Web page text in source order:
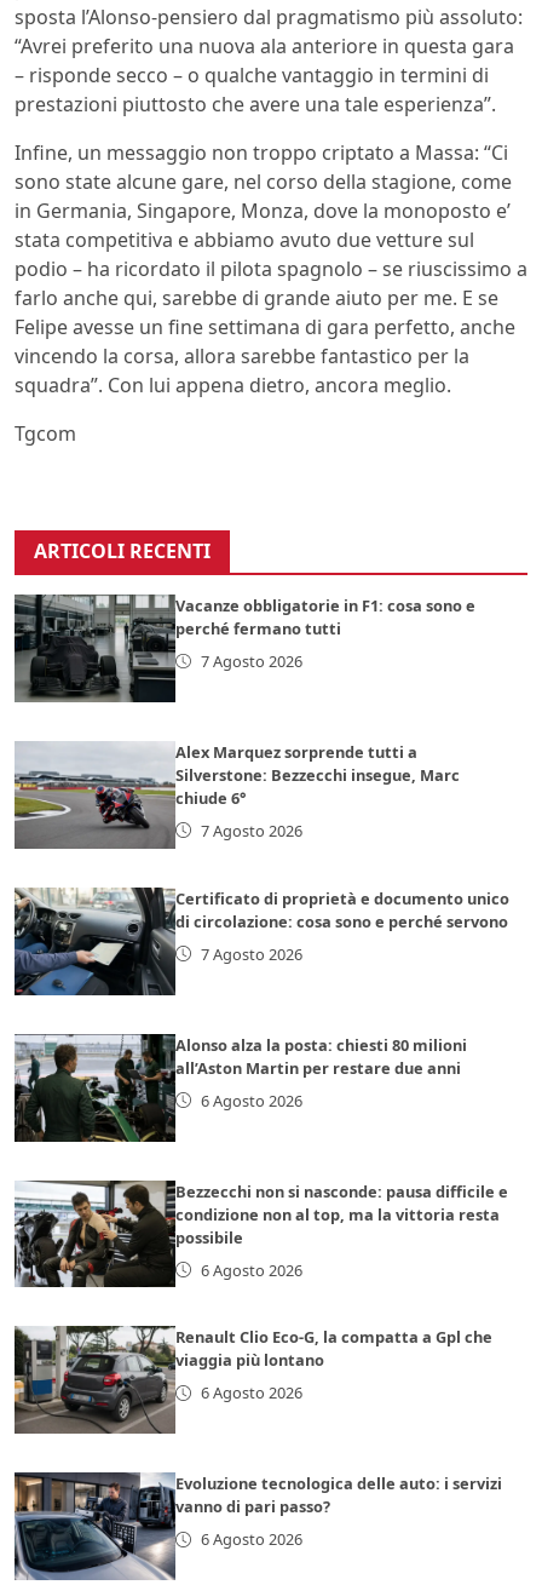
sposta l’Alonso-pensiero dal pragmatismo più assoluto:
“Avrei preferito una nuova ala anteriore in questa gara
– risponde secco – o qualche vantaggio in termini di
prestazioni piuttosto che avere una tale esperienza”.
Infine, un messaggio non troppo criptato a Massa: “Ci
sono state alcune gare, nel corso della stagione, come
in Germania, Singapore, Monza, dove la monoposto e’
stata competitiva e abbiamo avuto due vetture sul
podio – ha ricordato il pilota spagnolo – se riuscissimo a
farlo anche qui, sarebbe di grande aiuto per me. E se
Felipe avesse un fine settimana di gara perfetto, anche
vincendo la corsa, allora sarebbe fantastico per la
squadra”. Con lui appena dietro, ancora meglio.
Tgcom
ARTICOLI RECENTI
Vacanze obbligatorie in F1: cosa sono e
perché fermano tutti
7 Agosto 2026
Alex Marquez sorprende tutti a
Silverstone: Bezzecchi insegue, Marc
chiude 6°
7 Agosto 2026
Certificato di proprietà e documento unico
di circolazione: cosa sono e perché servono
7 Agosto 2026
Alonso alza la posta: chiesti 80 milioni
all’Aston Martin per restare due anni
6 Agosto 2026
Bezzecchi non si nasconde: pausa difficile e
condizione non al top, ma la vittoria resta
possibile
6 Agosto 2026
Renault Clio Eco-G, la compatta a Gpl che
viaggia più lontano
6 Agosto 2026
Evoluzione tecnologica delle auto: i servizi
vanno di pari passo?
6 Agosto 2026